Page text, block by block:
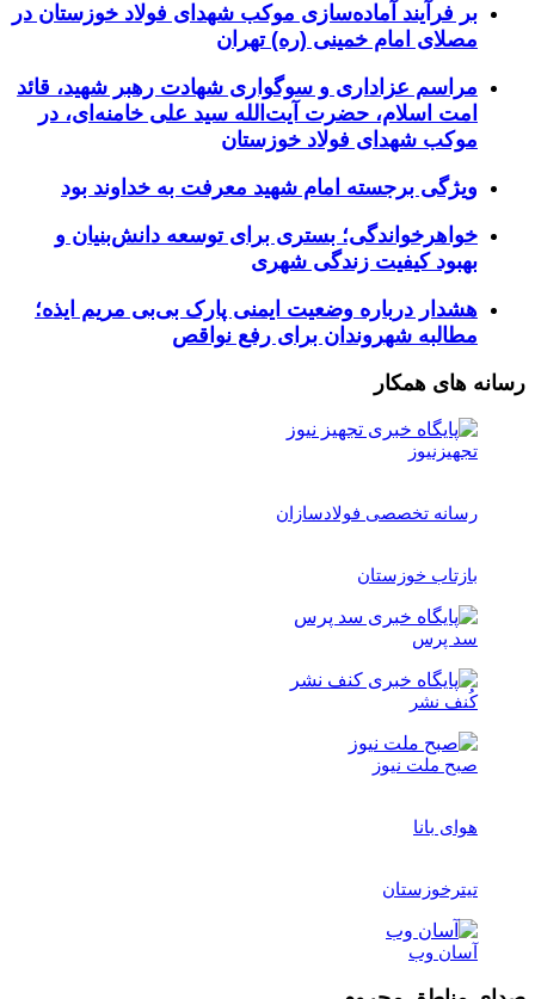
بر فرآیند آماده‌سازی موکب شهدای فولاد خوزستان در
مصلای امام خمینی (ره) تهران
مراسم عزاداری و سوگواری شهادت رهبر شهید، قائد
امت اسلام، حضرت آیت‌الله سید علی خامنه‌ای، در
موکب شهدای فولاد خوزستان
ویژگی برجسته امام شهید معرفت به خداوند بود
خواهرخواندگی؛ بستری برای توسعه دانش‌بنیان و
بهبود کیفیت زندگی شهری
هشدار درباره وضعیت ایمنی پارک بی‌بی مریم ایذه؛
مطالبه شهروندان برای رفع نواقص
رسانه های همکار
تجهیزنیوز
رسانه تخصصی فولادسازان
بازتاب خوزستان
سد پرس
کُنف نشر
صبح ملت نیوز
هوای بانا
تیترخوزستان
آسان وب